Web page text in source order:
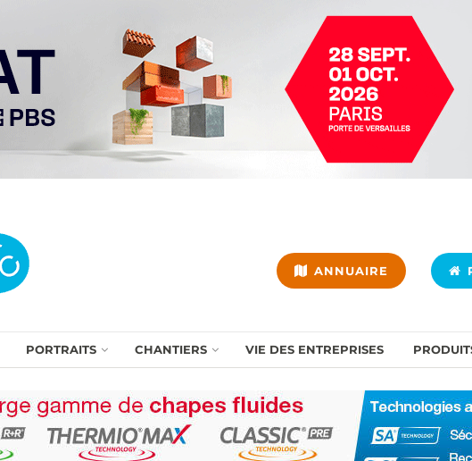
ANNUAIRE
PORTRAITS CHANTIERS VIE DES ENTREPRISES